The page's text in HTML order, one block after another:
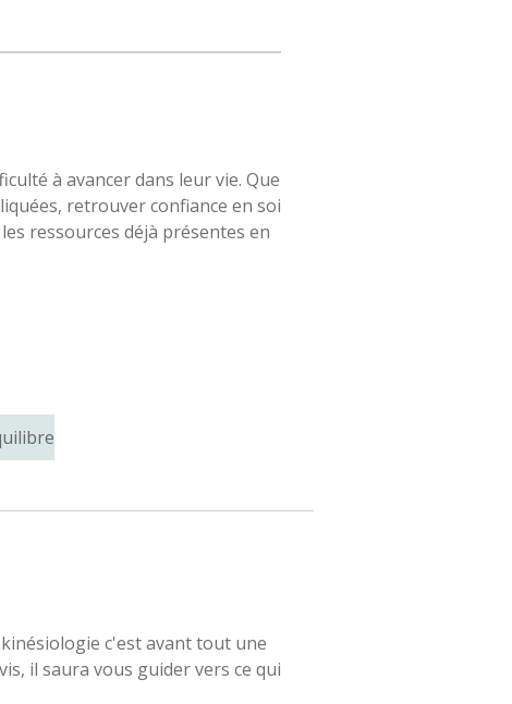
à avancer dans leur vie. Que
retrouver confiance en soi
ressources déjà présentes en
c'est avant tout une
il saura vous guider vers ce qui